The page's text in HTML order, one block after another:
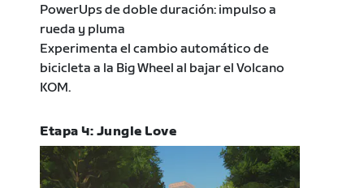
PowerUps de doble duración: impulso a
rueda y pluma
Experimenta el cambio automático de
bicicleta a la Big Wheel al bajar el Volcano
KOM.
Etapa 4: Jungle Love